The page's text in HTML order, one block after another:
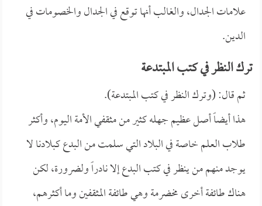
علامات الجدال، والغالب أنها توقع في الجدال والخصومات في
الدين.
ترك النظر في كتب المبتدعة
ثم قال: (وترك النظر في كتب المبتدعة).
هذا أيضاً أصل عظيم جهله كثير من مثقفي الأمة اليوم، وأكثر
طلاب العلم خاصة في البلاد التي سلمت من البدع كبلادنا لا
يوجد منهم من ينظر في كتب البدع إلا نادراً ولضرورة، لكن
هناك طائفة أخرى مخضرمة وهي طائفة المثقفين وما أكثرهم،